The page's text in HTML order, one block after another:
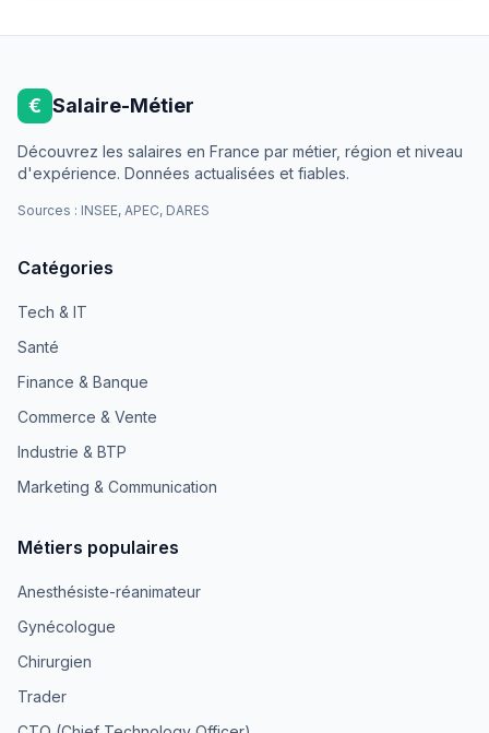
€ Salaire-Métier
Découvrez les salaires en France par métier, région et niveau
d'expérience. Données actualisées et fiables.
Sources : INSEE, APEC, DARES
Catégories
Tech & IT
Santé
Finance & Banque
Commerce & Vente
Industrie & BTP
Marketing & Communication
Métiers populaires
Anesthésiste-réanimateur
Gynécologue
Chirurgien
Trader